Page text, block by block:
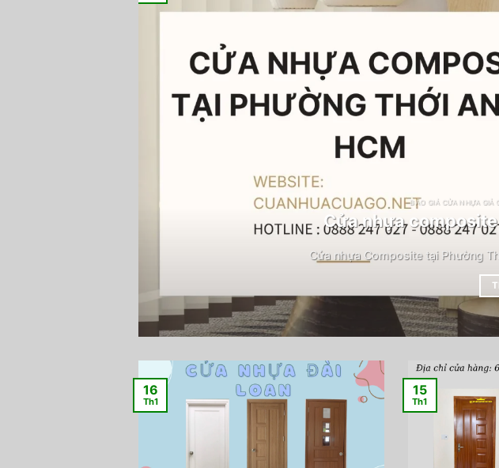
BÁO GIÁ CỬA NHỰA GIẢ
Cửa nhựa
Cửa nhựa Composite tại Phường
16
Th1
15
Th1